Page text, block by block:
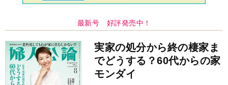
最新号 好評発売中！
実家の処分から終の棲家ま
でどうする？60代からの家
モンダイ